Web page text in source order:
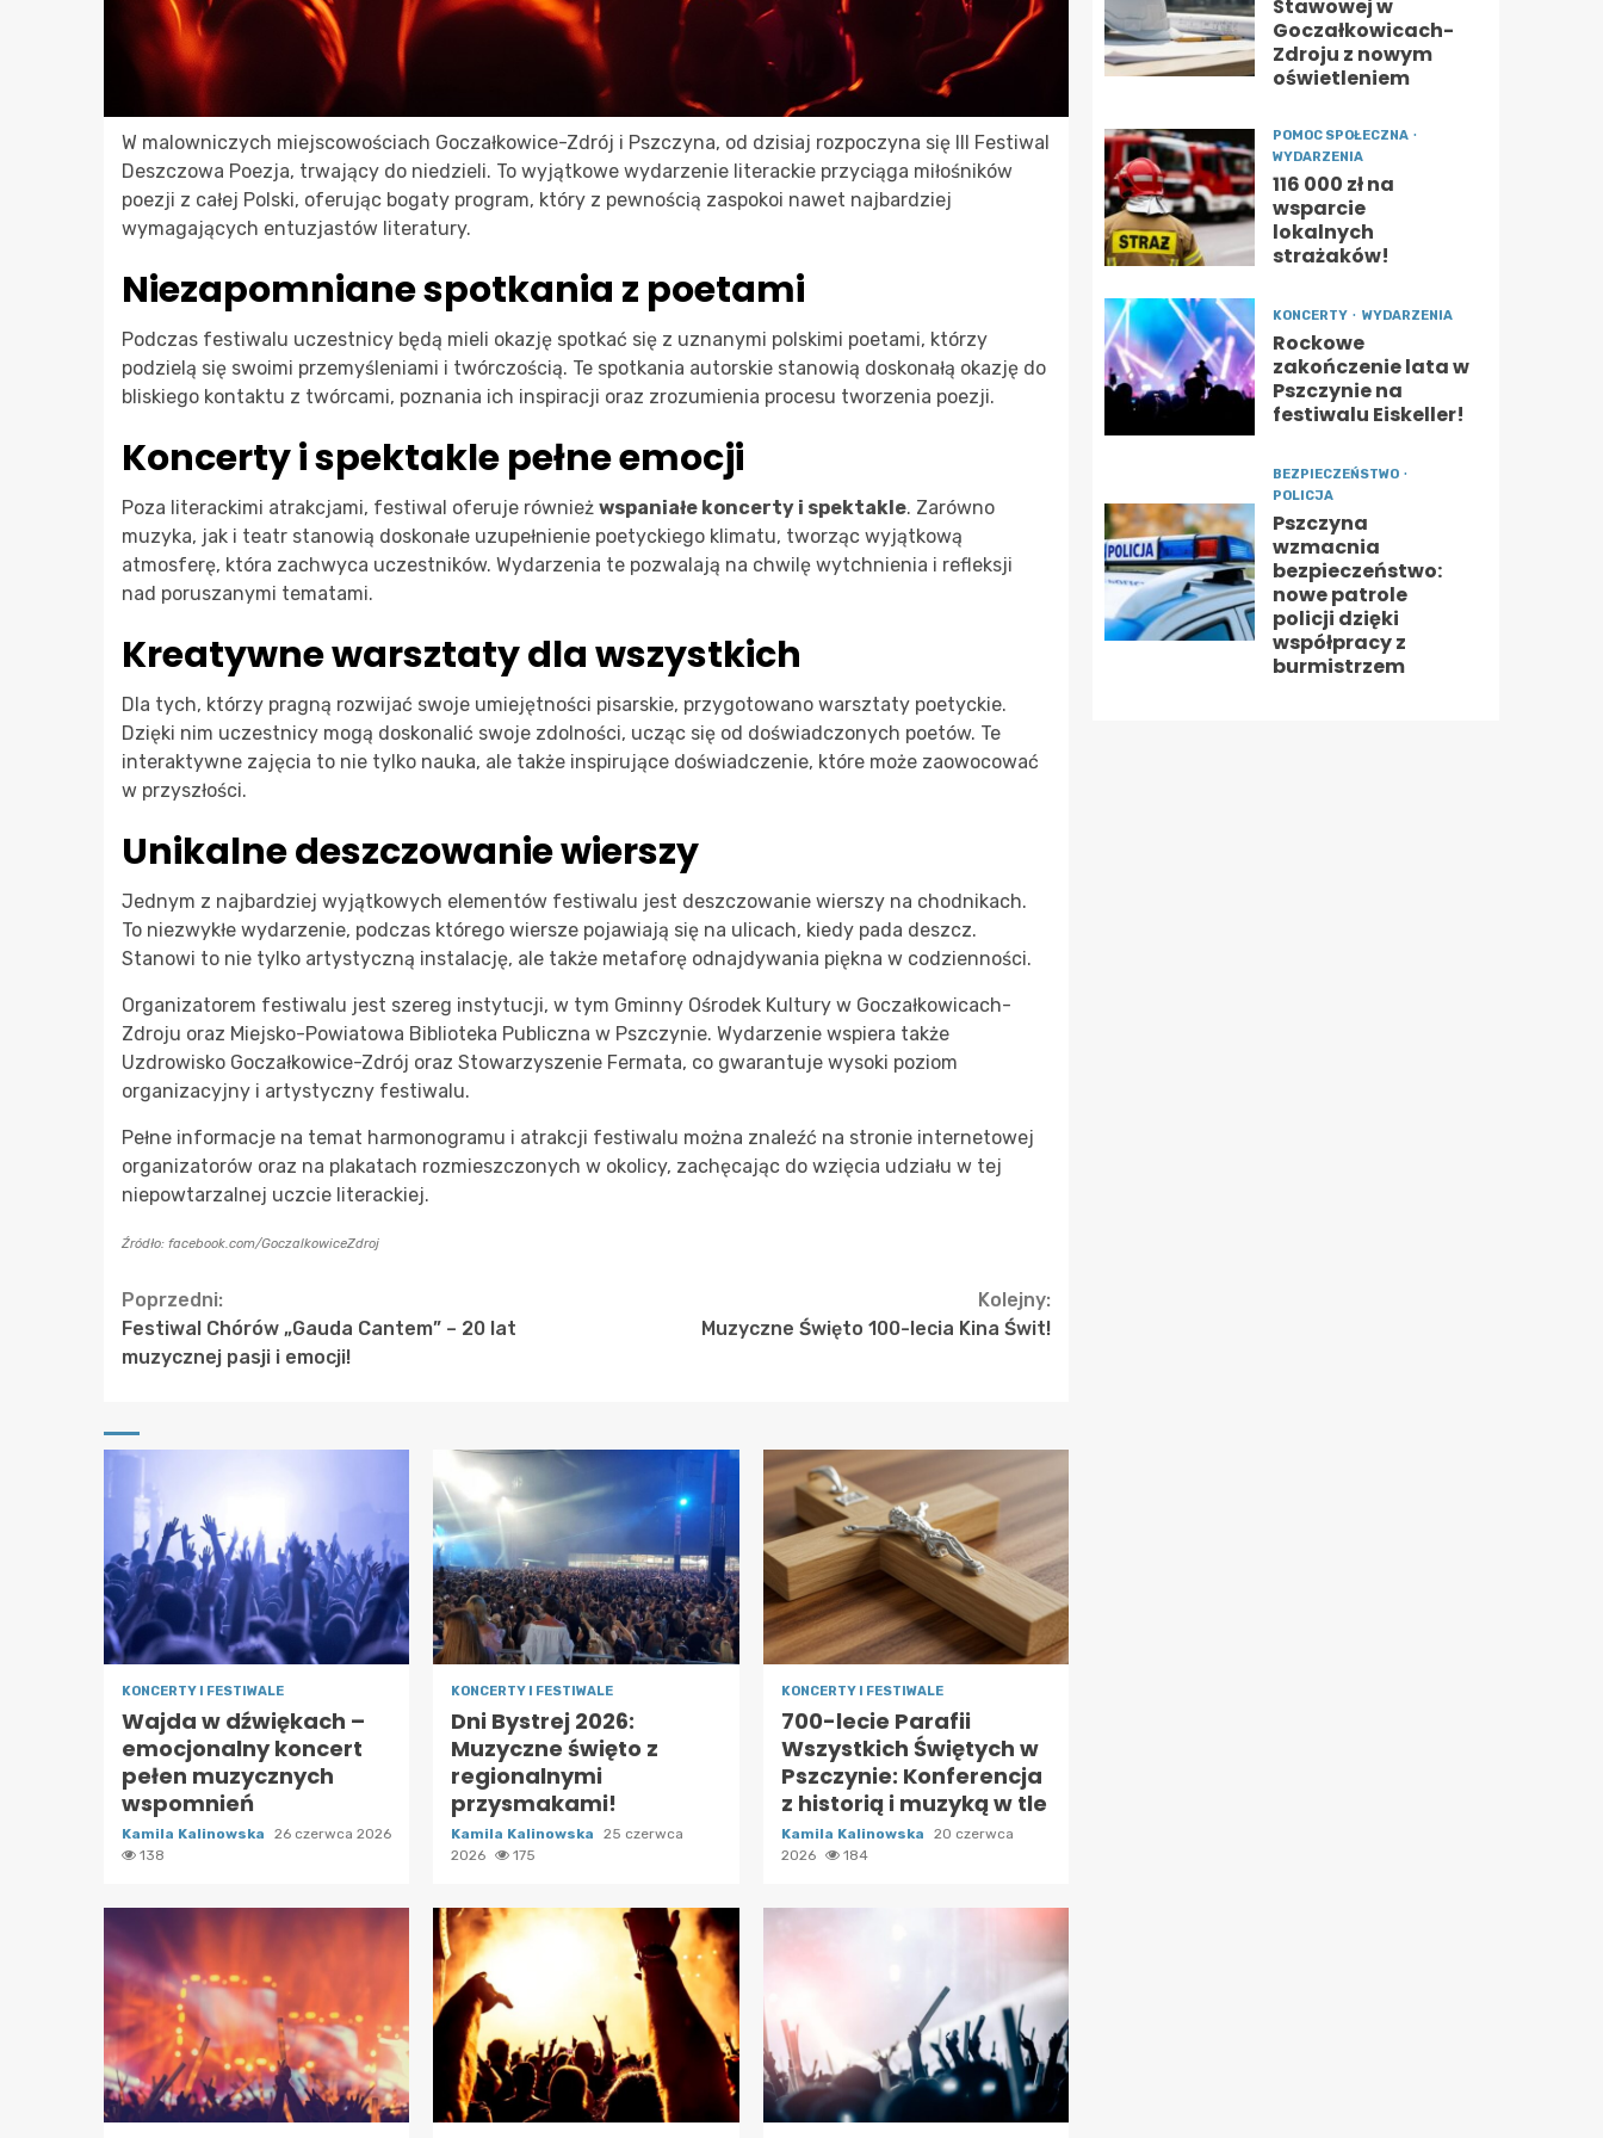
W malowniczych miejscowościach Goczałkowice-Zdrój i Pszczyna, od dzisiaj rozpoczyna się III Festiwal
Deszczowa Poezja, trwający do niedzieli. To wyjątkowe wydarzenie literackie przyciąga miłośników
poezji z całej Polski, oferując bogaty program, który z pewnością zaspokoi nawet najbardziej
wymagających entuzjastów literatury.
Niezapomniane spotkania z poetami
Podczas festiwalu uczestnicy będą mieli okazję spotkać się z uznanymi polskimi poetami, którzy
podzielą się swoimi przemyśleniami i twórczością. Te spotkania autorskie stanowią doskonałą okazję do
bliskiego kontaktu z twórcami, poznania ich inspiracji oraz zrozumienia procesu tworzenia poezji.
Koncerty i spektakle pełne emocji
Poza literackimi atrakcjami, festiwal oferuje również wspaniałe koncerty i spektakle. Zarówno
muzyka, jak i teatr stanowią doskonałe uzupełnienie poetyckiego klimatu, tworząc wyjątkową
atmosferę, która zachwyca uczestników. Wydarzenia te pozwalają na chwilę wytchnienia i refleksji
nad poruszanymi tematami.
Kreatywne warsztaty dla wszystkich
Dla tych, którzy pragną rozwijać swoje umiejętności pisarskie, przygotowano warsztaty poetyckie.
Dzięki nim uczestnicy mogą doskonalić swoje zdolności, ucząc się od doświadczonych poetów. Te
interaktywne zajęcia to nie tylko nauka, ale także inspirujące doświadczenie, które może zaowocować
w przyszłości.
Unikalne deszczowanie wierszy
Jednym z najbardziej wyjątkowych elementów festiwalu jest deszczowanie wierszy na chodnikach.
To niezwykłe wydarzenie, podczas którego wiersze pojawiają się na ulicach, kiedy pada deszcz.
Stanowi to nie tylko artystyczną instalację, ale także metaforę odnajdywania piękna w codzienności.
Organizatorem festiwalu jest szereg instytucji, w tym Gminny Ośrodek Kultury w Goczałkowicach-
Zdroju oraz Miejsko-Powiatowa Biblioteka Publiczna w Pszczynie. Wydarzenie wspiera także
Uzdrowisko Goczałkowice-Zdrój oraz Stowarzyszenie Fermata, co gwarantuje wysoki poziom
organizacyjny i artystyczny festiwalu.
Pełne informacje na temat harmonogramu i atrakcji festiwalu można znaleźć na stronie internetowej
organizatorów oraz na plakatach rozmieszczonych w okolicy, zachęcając do wzięcia udziału w tej
niepowtarzalnej uczcie literackiej.
Źródło: facebook.com/GoczalkowiceZdroj
Continue
Reading
Poprzedni:
Festiwal Chórów „Gauda Cantem” – 20 lat
muzycznej pasji i emocji!
Kolejny:
Muzyczne Święto 100-lecia Kina Świt!
KONCERTY I FESTIWALE
Wajda w dźwiękach –
emocjonalny koncert
pełen muzycznych
wspomnień
Kamila Kalinowska
26 czerwca 2026
138
KONCERTY I FESTIWALE
Dni Bystrej 2026:
Muzyczne święto z
regionalnymi
przysmakami!
Kamila Kalinowska
25 czerwca
2026
175
KONCERTY I FESTIWALE
700-lecie Parafii
Wszystkich Świętych w
Pszczynie: Konferencja
z historią i muzyką w tle
Kamila Kalinowska
20 czerwca
2026
184
Stawowej w
Goczałkowicach-
Zdroju z nowym
oświetleniem
POMOC SPOŁECZNA
WYDARZENIA
116 000 zł na
wsparcie
lokalnych
strażaków!
KONCERTY WYDARZENIA
Rockowe
zakończenie lata w
Pszczynie na
festiwalu Eiskeller!
BEZPIECZEŃSTWO
POLICJA
Pszczyna
wzmacnia
bezpieczeństwo:
nowe patrole
policji dzięki
współpracy z
burmistrzem